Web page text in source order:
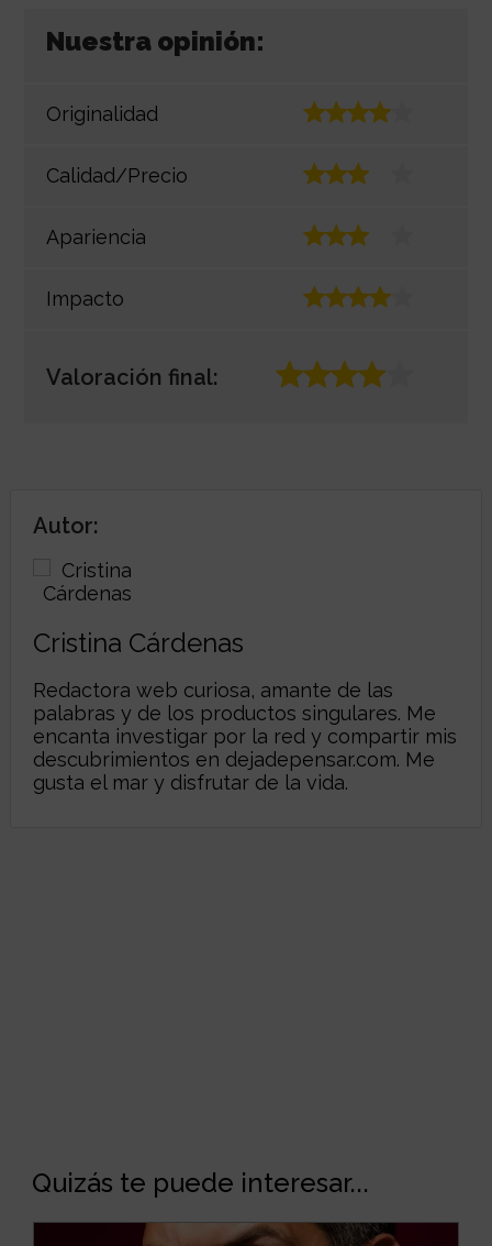
Nuestra opinión:
Originalidad
Calidad/Precio
Apariencia
Impacto
Valoración final:
Autor:
Cristina Cárdenas
Redactora web curiosa, amante de las
palabras y de los productos singulares. Me
encanta investigar por la red y compartir mis
descubrimientos en dejadepensar.com. Me
gusta el mar y disfrutar de la vida.
Quizás te puede interesar...